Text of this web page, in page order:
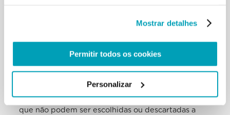
Mostrar detalhes
Permitir todos os cookies
Personalizar
enriquecedor. Nesta ótica, os migrantes são um
afirmação de Jesus: «Eu era
estrangeiro e acolhestes-me» (Mt 25, 35).
migrantes e refugiados, não podemos esquecer
que estamos diante de pessoas,
que não podem ser escolhidas ou descartadas a